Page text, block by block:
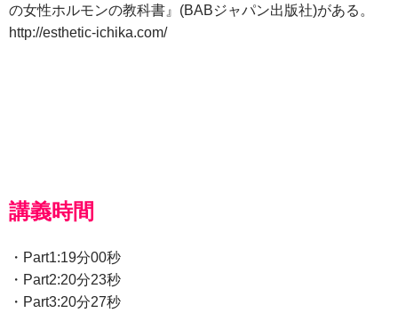
の女性ホルモンの教科書』(BABジャパン出版社)がある。
http://esthetic-ichika.com/
講義時間
・Part1:19分00秒
・Part2:20分23秒
・Part3:20分27秒